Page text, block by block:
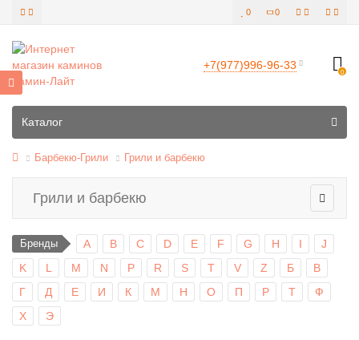
0
0
+7(977)996-96-33
0
Каталог
Барбекю-Грили Грили и барбекю
Грили и барбекю
Бренды A B C D E F G H I
J
K
L M N P R S T V Z Б
В
Г
Д Е И К М Н О П Р Т
Ф
Х
Э